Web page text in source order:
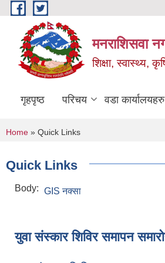
Skip to main content
मनराशिसवा
शिक्षा, स्वास्थ्य,
गृहपृष्ठ परिचय वडा कार्यालयहरु
You are here
Home » Quick Links
Quick Links
Body: GIS नक्सा
युवा संस्कार शिविर समापन